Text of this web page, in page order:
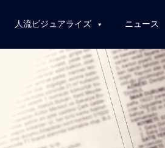
人流ビジュアライズ ニュース